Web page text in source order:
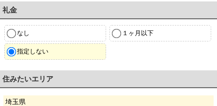
礼金
なし １ヶ月以下
指定しない
住みたいエリア
埼玉県